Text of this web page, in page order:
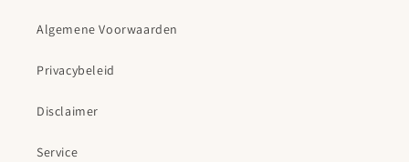
Algemene Voorwaarden
Privacybeleid
Disclaimer
Service